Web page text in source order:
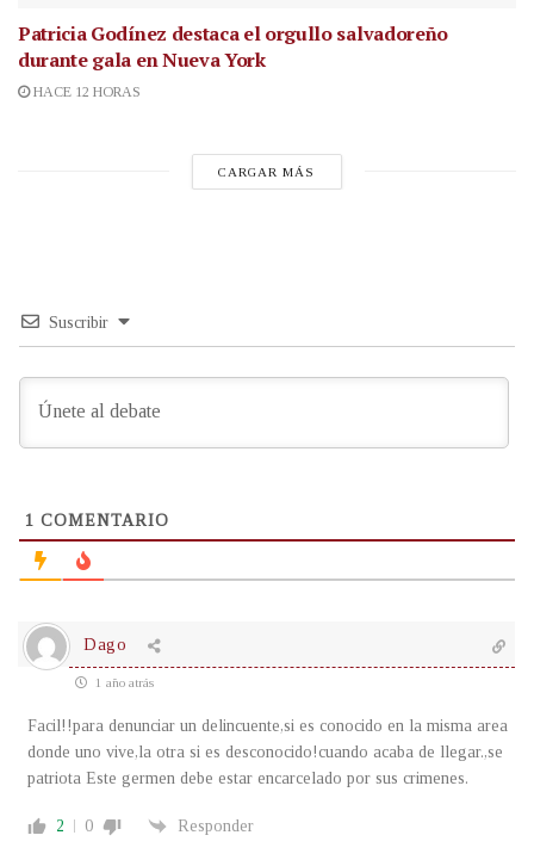
Patricia Godínez destaca el orgullo salvadoreño
durante gala en Nueva York
HACE 12 HORAS
CARGAR MÁS
Suscribir
1 COMENTARIO
Dago
1 año atrás
Facil!!para denunciar un delincuente,si es conocido en la misma area
donde uno vive,la otra si es desconocido!cuando acaba de llegar.,se
patriota Este germen debe estar encarcelado por sus crimenes.
2 0 Responder